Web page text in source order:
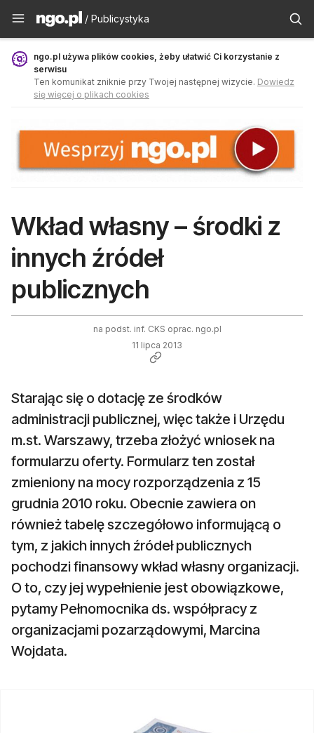
Publicystyka - ngo.pl
/ Publicystyka
ngo.pl używa plików cookies, żeby ułatwić Ci korzystanie z
serwisu
Ten komunikat zniknie przy Twojej następnej wizycie. Dowiedz
się więcej o plikach cookies
Wkład własny – środki z
innych źródeł
publicznych
na podst. inf. CKS oprac. ngo.pl
11 lipca 2013
Starając się o dotację ze środków
administracji publicznej, więc także i Urzędu
m.st. Warszawy, trzeba złożyć wniosek na
formularzu oferty. Formularz ten został
zmieniony na mocy rozporządzenia z 15
grudnia 2010 roku. Obecnie zawiera on
również tabelę szczegółowo informującą o
tym, z jakich innych źródeł publicznych
pochodzi finansowy wkład własny organizacji.
O to, czy jej wypełnienie jest obowiązkowe,
pytamy Pełnomocnika ds. współpracy z
organizacjami pozarządowymi, Marcina
Wojdata.